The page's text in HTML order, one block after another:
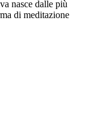
nasce dalle più
di meditazione